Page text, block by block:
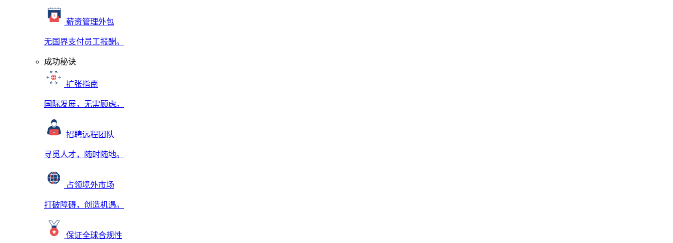
薪资管理外包
无国界支付员工报酬。
成功秘诀
扩张指南
国际发展，无需顾虑。
招聘远程团队
寻觅人才，随时随地。
占领境外市场
打破障碍，创造机遇。
保证全球合规性